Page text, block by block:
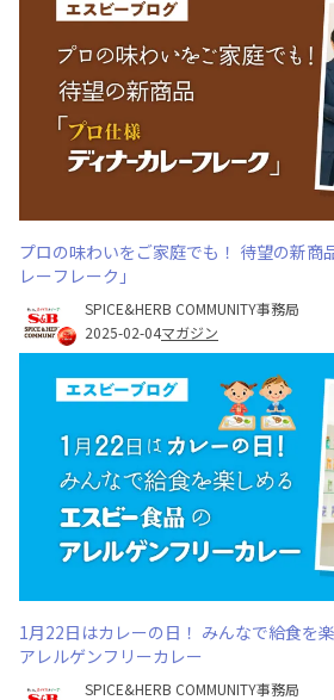
プロの味わいをご家庭でも！ 待望の新商
レーフレーク」
SPICE&HERB COMMUNITY事務局
2025-02-04マガジン
1月22日はカレーの日！ みんなで給食を
アレルゲンフリーカレー
SPICE&HERB COMMUNITY事務局